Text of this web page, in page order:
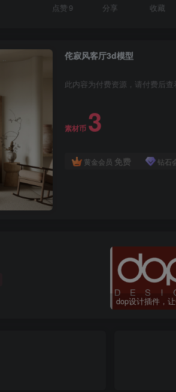
点赞 9 分享 收藏
侘寂风客厅3d模型
此内容为付费资源，请付费后查
素材币 3
黄金会员 免费 钻石